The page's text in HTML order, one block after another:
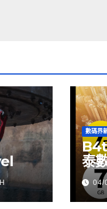
數碼界
泰
縫04/